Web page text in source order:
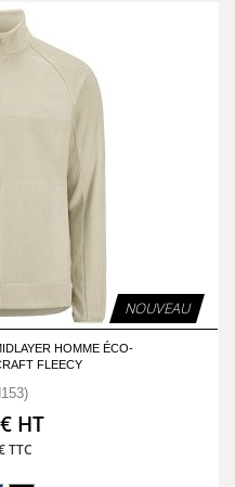
NOUVEAU
HOMME ÉCO-
FLEECY
HT
TTC